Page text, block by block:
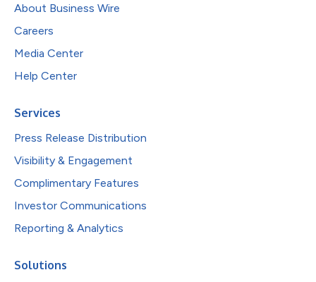
About Business Wire
Careers
Media Center
Help Center
Services
Press Release Distribution
Visibility & Engagement
Complimentary Features
Investor Communications
Reporting & Analytics
Solutions